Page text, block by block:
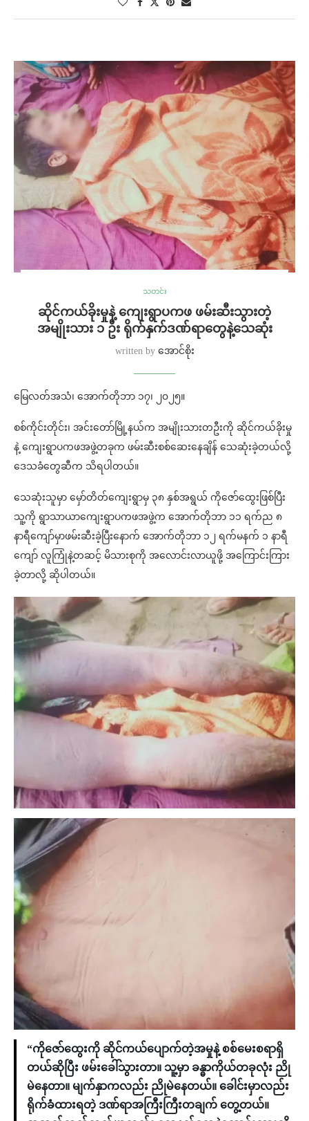
သတင်း
ဆိုင်ကယ်ခိုးမှုနဲ့ ကျေးရွာပကဖ ဖမ်းဆီးသွားတဲ့
အမျိုးသား ၁ ဦး ရိုက်နှက်ဒဏ်ရာတွေနဲ့သေဆုံး
written by အောင်စိုး
မြေလတ်အသံ၊ အောက်တိုဘာ ၁၇၊ ၂၀၂၅။
စစ်ကိုင်းတိုင်း၊ အင်းတော်မြို့နယ်က အမျိုးသားတဦးကို ဆိုင်ကယ်ခိုးမှု
နဲ့ ကျေးရွာပကဖအဖွဲ့တခုက ဖမ်းဆီးစစ်ဆေးနေချိန် သေဆုံးခဲ့တယ်လို့
ဒေသခံတွေဆီက သိရပါတယ်။
သေဆုံးသူမှာ မှော်တိတ်ကျေးရွာမှ ၃၈ နှစ်အရွယ် ကိုဇော်ထွေးဖြစ်ပြီး
သူ့ကို ရွာသာယာကျေးရွာပကဖအဖွဲ့က အောက်တိုဘာ ၁၁ ရက်ည ၈
နာရီကျော်မှာဖမ်းဆီးခဲ့ပြီးနောက် အောက်တိုဘာ ၁၂ ရက်မနက် ၁ နာရီ
ကျော် လူကြုံနဲ့တဆင့် မိသားစုကို အလောင်းလာယူဖို့ အကြောင်းကြား
ခဲ့တာလို့ ဆိုပါတယ်။
“ကိုဇော်ထွေးကို ဆိုင်ကယ်ပျောက်တဲ့အမှုနဲ့ စစ်မေးစရာရှိ
တယ်ဆိုပြီး ဖမ်းခေါ်သွားတာ။ သူ့မှာ ခန္ဓာကိုယ်တခုလုံး ညို
မဲနေတာ။ မျက်နှာကလည်း ညိုမဲနေတယ်။ ခေါင်းမှာလည်း
ရိုက်ခံထားရတဲ့ ဒဏ်ရာအကြီးကြီးတချက် တွေ့တယ်။